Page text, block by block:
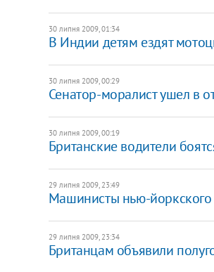
30 липня 2009, 01:34
В Индии детям ездят
30 липня 2009, 00:29
Сенатор-моралист ушел в
30 липня 2009, 00:19
Британские водители
29 липня 2009, 23:49
Машинисты нью-
29 липня 2009, 23:34
Британцам объявили